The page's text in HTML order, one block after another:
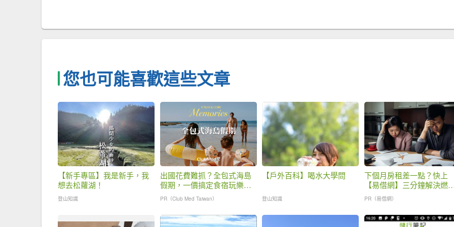
您也可能喜歡這些文章
【新手專區】我是新手，我
想去松蘿湖！
登山知識
出國花費難抓？全包式海島
假期，一價搞定食宿玩樂，
省錢更省心！
PR（Club Med Taiwan）
【戶外百科】喝水大學問
登山知識
下個月房租差一點？快上
【易借網】三分鐘解決燃
之急
PR（易借網）